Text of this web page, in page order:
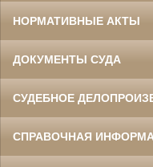
НОРМАТИВНЫЕ АКТЫ
ДОКУМЕНТЫ СУДА
СУДЕБНОЕ
СПРАВОЧНАЯ